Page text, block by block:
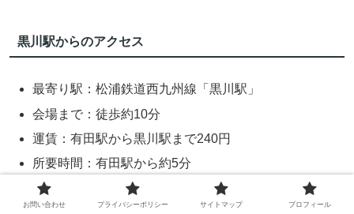
黒川駅からのアクセス
最寄り駅：松浦鉄道西九州線「黒川駅」
会場まで：徒歩約10分
運賃：有田駅から黒川駅まで240円
所要時間：有田駅から約5分
お問い合わせ プライバシーポリシー サイトマップ プロフィール